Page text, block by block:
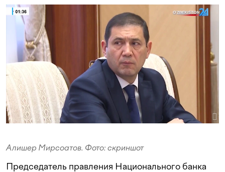
Алишер Мирсоатов. Фото: скриншот
Председатель правления Национального банка